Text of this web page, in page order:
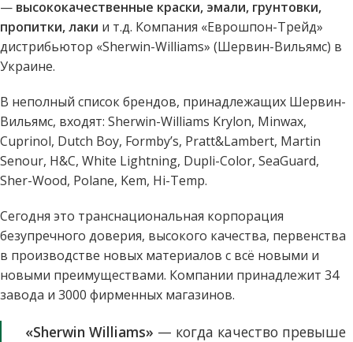
— высококачественные краски, эмали, грунтовки,
пропитки, лаки и т.д. Компания «Еврошпон-Трейд»
дистрибьютор «Sherwin-Williams» (Шервин-Вильямс) в
Украине.
В неполный список брендов, принадлежащих Шервин-
Вильямс, входят: Sherwin-Williams Krylon, Minwax,
Cuprinol, Dutch Boy, Formby’s, Pratt&Lambert, Martin
Senour, H&C, White Lightning, Dupli-Color, SeaGuard,
Sher-Wood, Polane, Kem, Hi-Temp.
Сегодня это транснациональная корпорация
безупречного доверия, высокого качества, первенства
в производстве новых материалов с всё новыми и
новыми преимуществами. Компании принадлежит 34
завода и 3000 фирменных магазинов.
«Sherwin Williams» — когда качество превыше